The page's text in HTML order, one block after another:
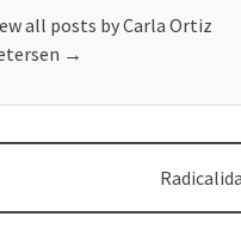
all posts by Carla Ortiz
→